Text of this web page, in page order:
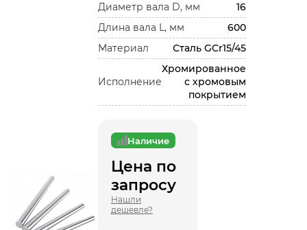
Диаметр вала D, мм
16
Длина вала L, мм
600
Материал
Сталь GCr15/45
Исполнение
Хромированное
с хромовым
покрытием
Наличие
Цена по
запросу
Нашли
дешевле?